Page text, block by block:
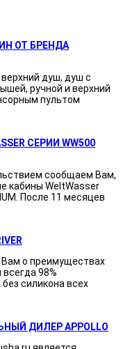
ОТ БРЕНДА
душ, душ с
ручной и верхний
пультом
СЕРИИ WW500
сообщаем Вам,
кабины WeltWasser
После 11 месяцев
о преимуществах
98%
силикона всех
ДИЛЕР APPOLLO